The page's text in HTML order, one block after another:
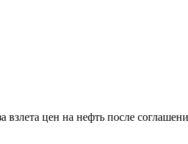
взлета цен на нефть после